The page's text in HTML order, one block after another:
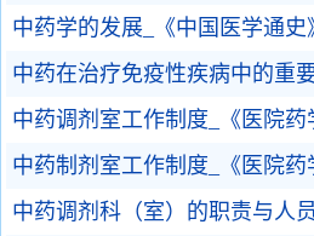
中药学的发展_《中国医学通史
中药在治疗免疫性疾病中的重
中药调剂室工作制度_《医院药
中药制剂室工作制度_《医院药
中药调剂科（室）的职责与人